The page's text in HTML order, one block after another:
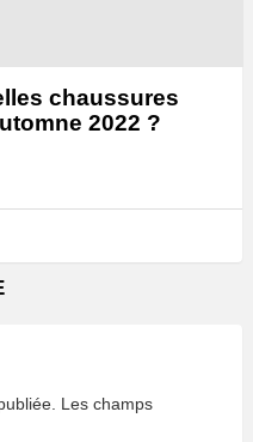
chaussures
2022 ?
Les champs